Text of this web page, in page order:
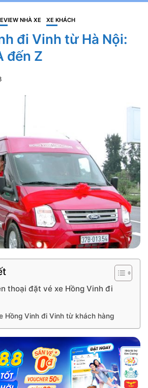
NHÀ XE XE KHÁCH
đi Vinh từ Hà Nội:
đến Z
thoại đặt vé xe Hồng Vinh đi
Hồng Vinh đi Vinh từ khách hàng